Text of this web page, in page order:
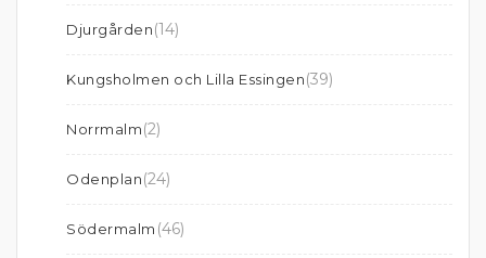
Djurgården(14)
Kungsholmen och Lilla Essingen(39)
Norrmalm(2)
Odenplan(24)
Södermalm (46)